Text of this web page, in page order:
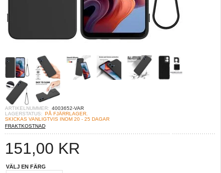
ARTIKELNUMMER: 4003652-VAR
LAGERSTATUS: PÅ FJÄRRLAGER.
SKICKAS VANLIGTVIS INOM 20 - 25 DAGAR
FRAKTKOSTNAD
151,00 KR
VÄLJ EN FÄRG